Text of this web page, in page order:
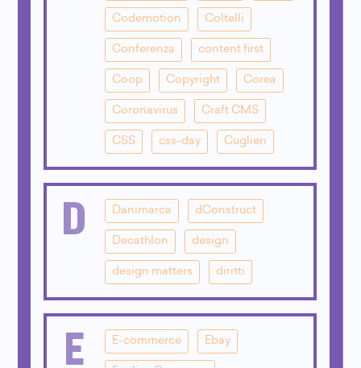
Codemotion Coltelli
Conferenza content first
Coop Copyright Corea
Coronavirus Craft CMS
CSS css-day Cuglieri
D Danimarca dConstruct
Decathlon design
design matters diritti
E E-commerce Ebay